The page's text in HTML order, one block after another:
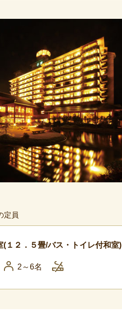
定員
(１２．５畳/バス・トイレ付和室)
2～6名